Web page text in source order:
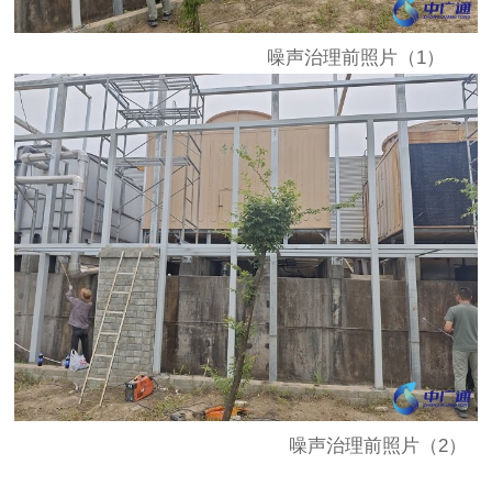
噪声治理前照片（1）
噪声治理前照片（2）